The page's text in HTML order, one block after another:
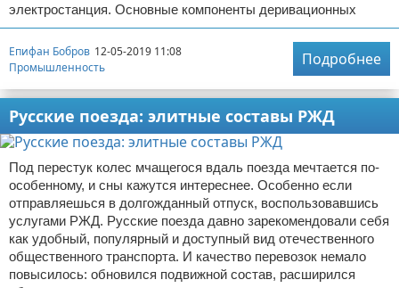
электростанция. Основные компоненты деривационных
Епифан Бобров 12-05-2019 11:08
Промышленность
Подробнее
Русские поезда: элитные составы РЖД
Под перестук колес мчащегося вдаль поезда мечтается по-
особенному, и сны кажутся интереснее. Особенно если
отправляешься в долгожданный отпуск, воспользовавшись
услугами РЖД. Русские поезда давно зарекомендовали себя
как удобный, популярный и доступный вид отечественного
общественного транспорта. И качество перевозок немало
повысилось: обновился подвижной состав, расширился